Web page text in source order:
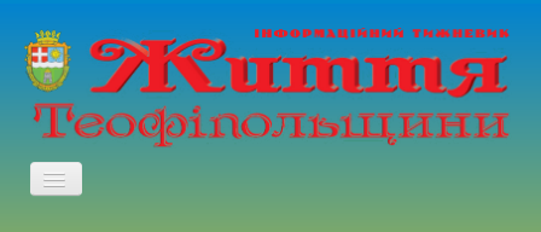
TPL_PROTOSTAR_TOGGLE_MENU